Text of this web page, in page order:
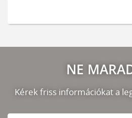
NE
Kérek friss információkat a